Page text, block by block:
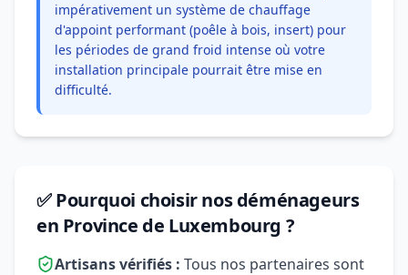
impérativement un système de chauffage
d'appoint performant (poêle à bois, insert) pour
les périodes de grand froid intense où votre
installation principale pourrait être mise en
difficulté.
✅ Pourquoi choisir nos déménageurs
en Province de Luxembourg ?
Artisans vérifiés : Tous nos partenaires sont